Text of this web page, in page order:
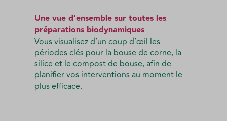
Une vue d’ensemble sur toutes les
préparations biodynamiques
Vous visualisez d’un coup d’œil les
périodes clés pour la bouse de corne, la
silice et le compost de bouse, afin de
planifier vos interventions au moment le
plus efficace.